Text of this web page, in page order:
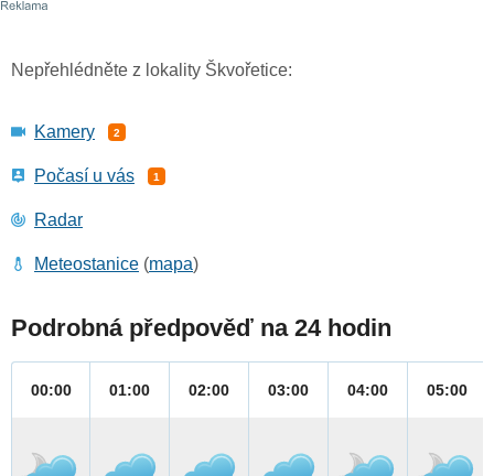
Nepřehlédněte z lokality Škvořetice:
Kamery 2
Počasí u vás 1
Radar
Meteostanice (mapa)
Podrobná předpověď na 24 hodin
00:00 01:00 02:00 03:00 04:00 05:00